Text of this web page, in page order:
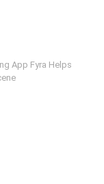
App Fyra Helps